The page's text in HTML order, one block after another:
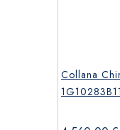
Collana